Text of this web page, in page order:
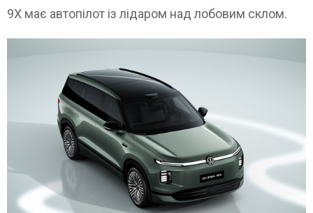
9X має автопілот із лідаром над лобовим склом.